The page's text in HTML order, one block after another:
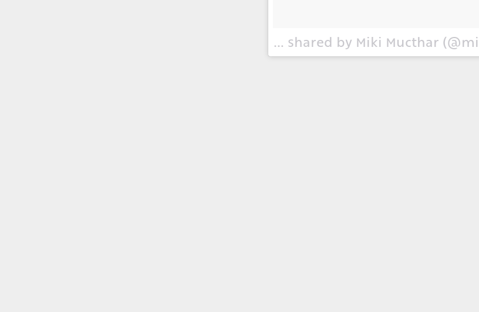
A post shared by Miki Mucthar (@miki_mucthar)